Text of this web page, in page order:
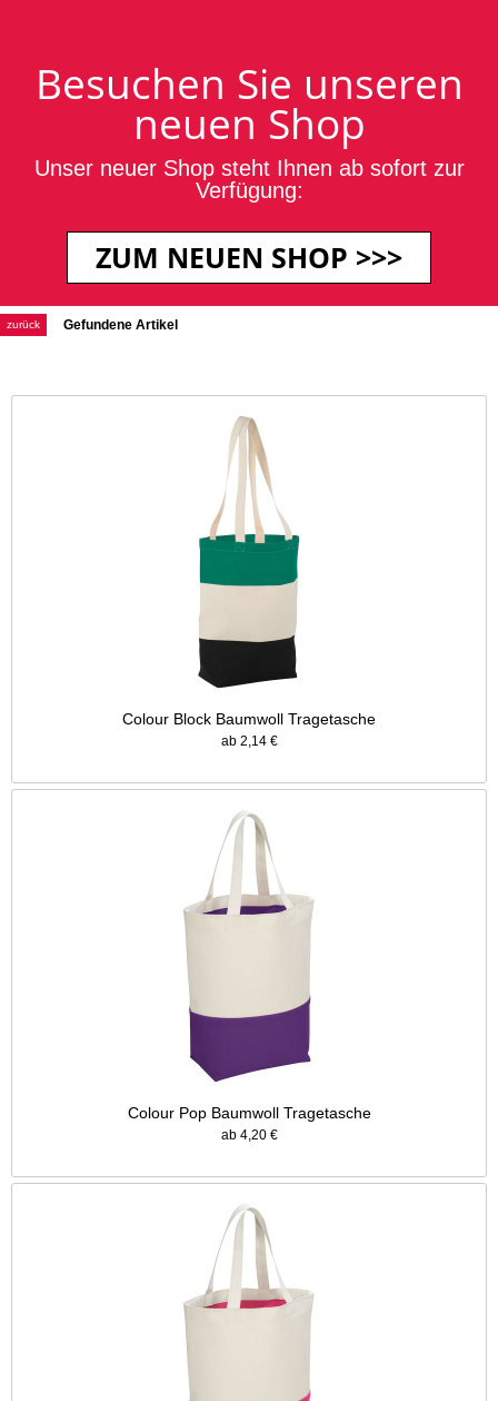
Besuchen Sie unseren
neuen Shop
Unser neuer Shop steht Ihnen ab sofort zur
Verfügung:
ZUM NEUEN SHOP >>>
+49 2651 700235
zurück Gefundene Artikel
Colour Block Baumwoll Tragetasche
ab 2,14 €
Colour Pop Baumwoll Tragetasche
ab 4,20 €